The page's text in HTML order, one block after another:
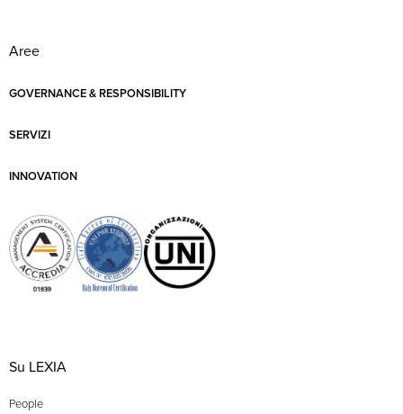
Aree
GOVERNANCE & RESPONSIBILITY
SERVIZI
INNOVATION
Su LEXIA
People